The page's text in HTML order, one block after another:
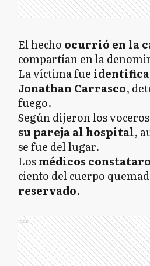
El hecho ocurrió en la
compartían en la
La víctima fue
Jonathan Carrasco,
fuego.
Según dijeron los
su pareja al hospital,
se fue del lugar.
Losmédicos
ciento del cuerpo
reservado.
Ads